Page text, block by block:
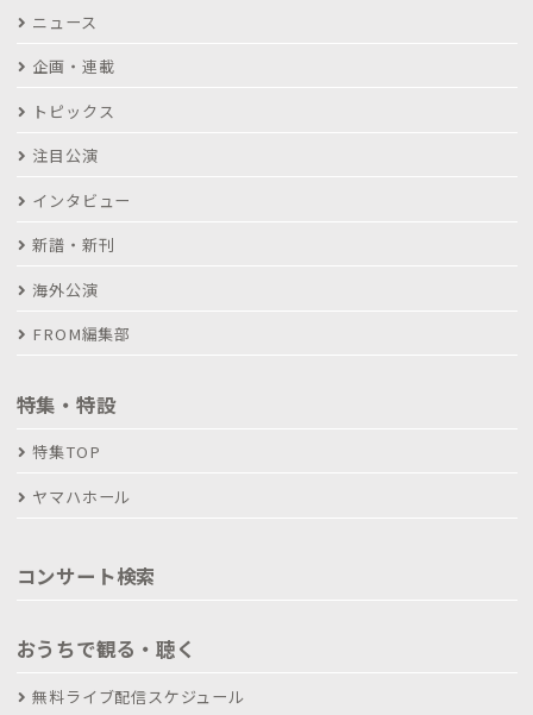
ニュース
企画・連載
トピックス
注目公演
インタビュー
新譜・新刊
海外公演
FROM編集部
特集・特設
特集TOP
ヤマハホール
コンサート検索
おうちで観る・聴く
無料ライブ配信スケジュール